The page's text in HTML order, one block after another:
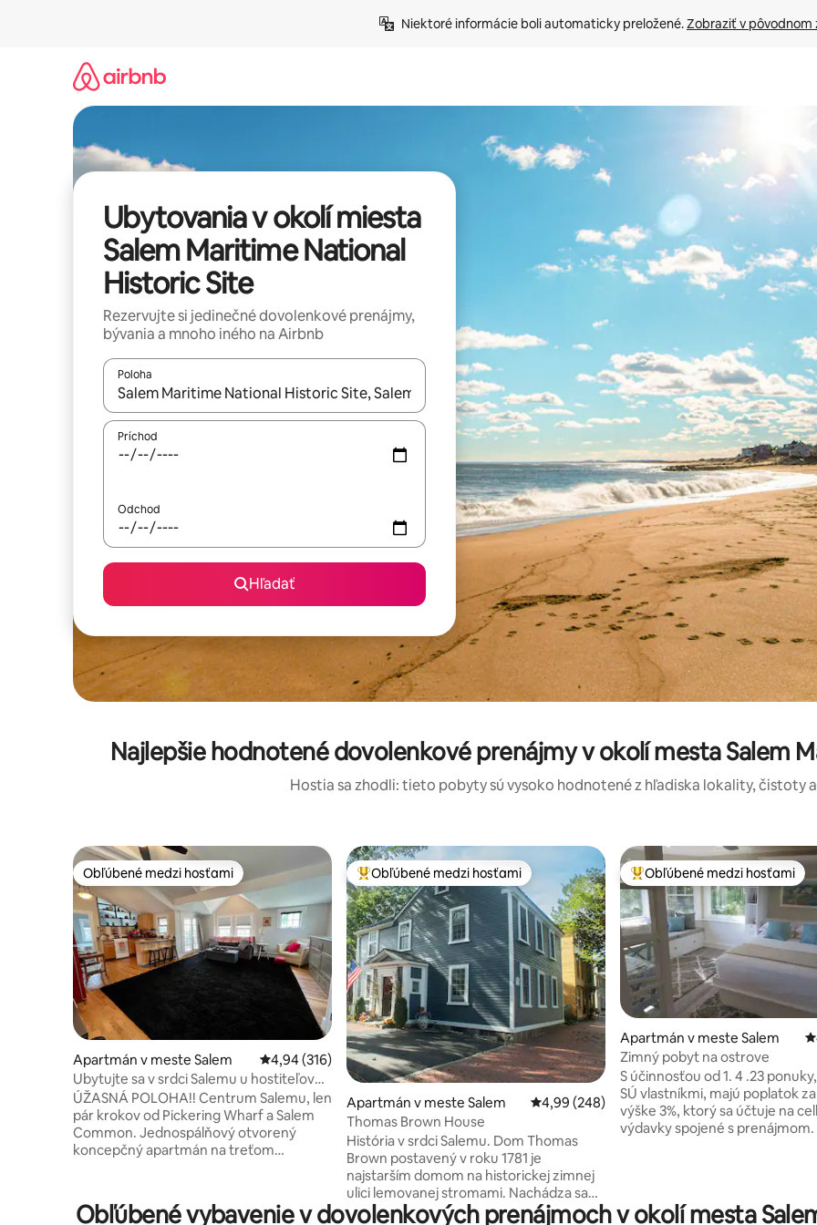
Niektoré informácie boli automaticky preložené. Zobraziť v pôvodnom
Ubytovania v okolí miesta
Salem Maritime National
Historic Site
Rezervujte si jedinečné dovolenkové prenájmy,
bývania a mnoho iného na Airbnb
Poloha
Keď budú výsledky k dispozícii, môžete si ich prechádzať pomocou klávesov so šípkami nahor a nadol alebo ich
Príchod
Odchod
Hľadať
Najlepšie hodnotené dovolenkové prenájmy v okolí mesta Salem
Hostia sa zhodli: tieto pobyty sú vysoko hodnotené z hľadiska lokality, čistoty
Obľúbené medzi hosťami
Obľúbené medzi hosťami
Apartmán v meste Salem Priemerné ohodnotenie 4,94 z 5, počet hodnotení: 316
4,94 (316)
Ubytujte sa v srdci Salemu u hostiteľov
Erin a Matta
ÚŽASNÁ POLOHA!! Centrum Salemu, len
pár krokov od Pickering Wharf a Salem
Common. Jednospálňový otvorený
koncepčný apartmán na treťom
priestranný otvorený obytný priestor so
sklápacou posteľou Murphy s
Najobľúbenejšie medzi hosťami
Obľúbené medzi hosťami
Apartmán v meste Salem Priemerné ohodnotenie 4,99 z 5, počet
4,99 (248)
Thomas Brown House
História v srdci Salemu. Dom Thomas
Brown postavený v roku 1781 je
najstarším domom na historickej zimnej
ulici lemovanej stromami. Nachádza sa
len pár krokov od Salem Common,
Najobľúbenejšie medzi hosťami
Obľúbené medzi hosťami
Apartmán v meste Salem
Zimný pobyt na ostrove
S účinnosťou od 1. 4 .23
SÚ vlastníkmi, majú poplatok
výške 3%, ktorý sa účtuje na
výdavky spojené s prenájmom. Winter
svoj obľúbený nápoj pri hojdaní
Obľúbené vybavenie v dovolenkových prenájmoch v okolí mesta